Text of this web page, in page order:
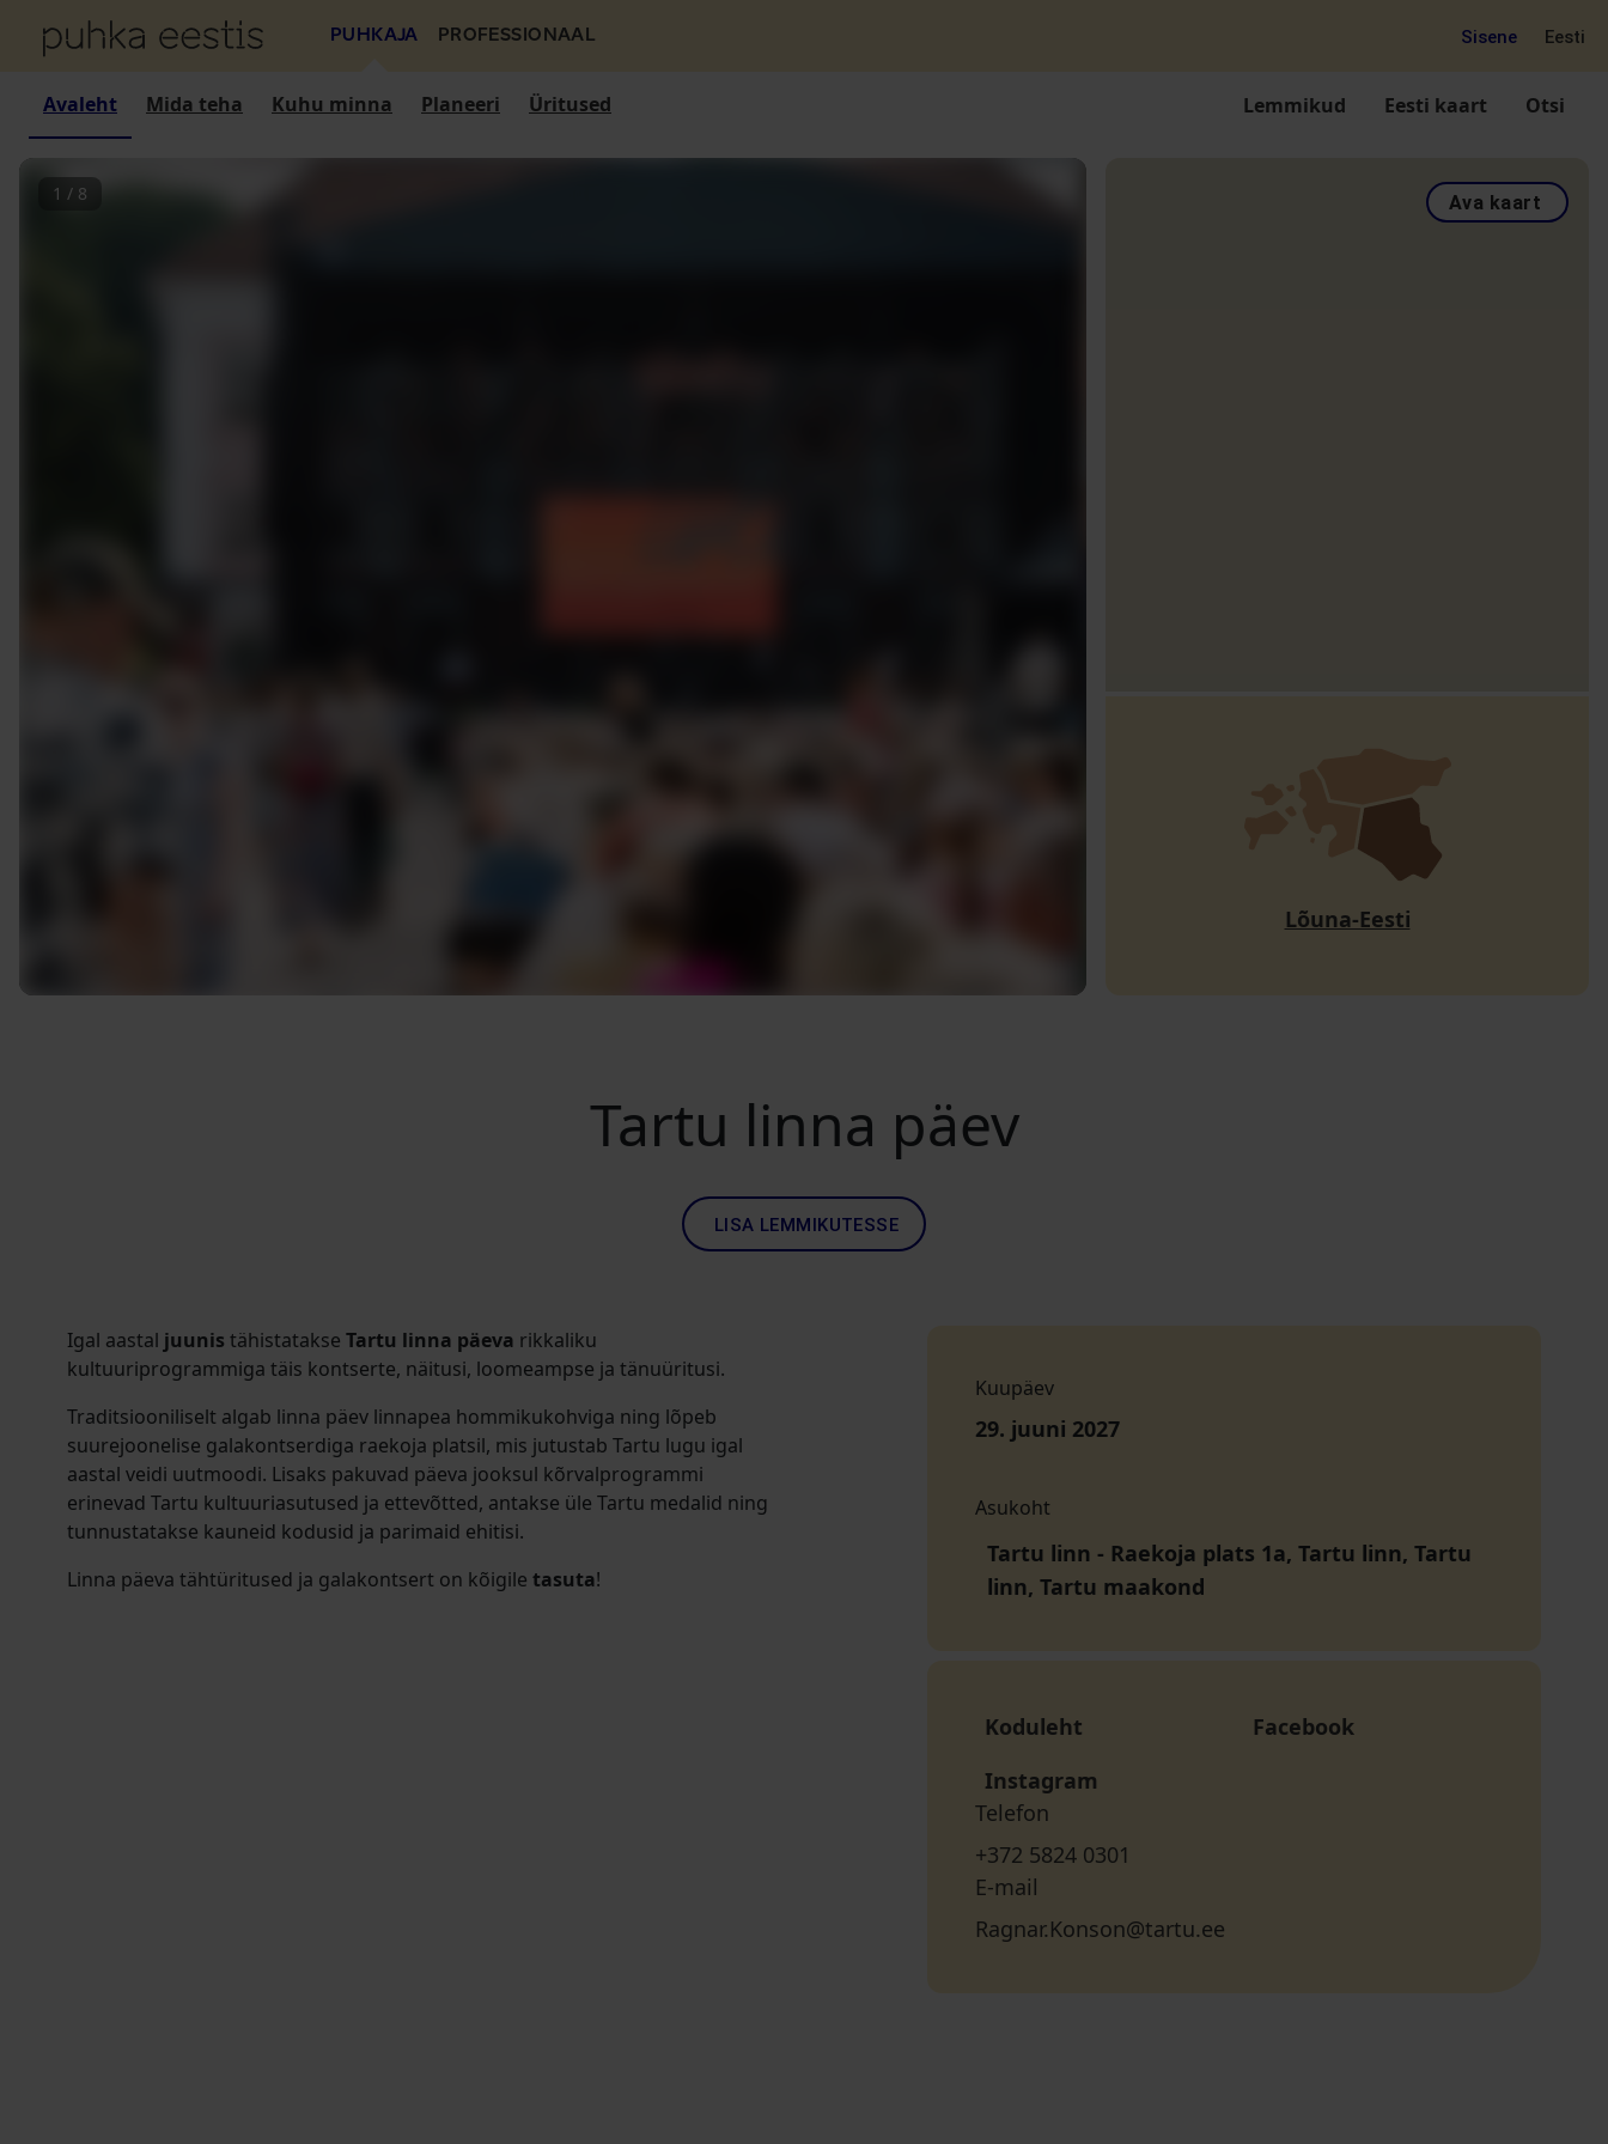
PUHKAJA PROFESSIONAAL Sisene Eesti
Avaleht Mida teha Kuhu minna Planeeri Üritused Lemmikud Eesti kaart Otsi
1 / 8 Ava kaart
Lõuna-Eesti
Tartu linna päev
LISA LEMMIKUTESSE
Igal aastal juunis tähistatakse Tartu linna päeva rikkaliku
kultuuriprogrammiga täis kontserte, näitusi, loomeampse ja tänuüritusi.
Traditsiooniliselt algab linna päev linnapea hommikukohviga ning lõpeb
suurejoonelise galakontserdiga raekoja platsil, mis jutustab Tartu lugu igal
aastal veidi uutmoodi. Lisaks pakuvad päeva jooksul kõrvalprogrammi
erinevad Tartu kultuuriasutused ja ettevõtted, antakse üle Tartu medalid ning
tunnustatakse kauneid kodusid ja parimaid ehitisi.
Linna päeva tähtüritused ja galakontsert on kõigile tasuta!
Kuupäev
29. juuni 2027
Asukoht
Tartu linn - Raekoja plats 1a, Tartu linn, Tartu
linn, Tartu maakond
Koduleht
Facebook
Instagram
Telefon
+372 5824 0301
E-mail
Ragnar.Konson@tartu.ee